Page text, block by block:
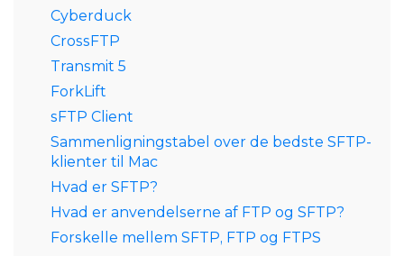
Cyberduck
CrossFTP
Transmit 5
ForkLift
sFTP Client
Sammenligningstabel over de bedste SFTP-
klienter til Mac
Hvad er SFTP?
Hvad er anvendelserne af FTP og SFTP?
Forskelle mellem SFTP, FTP og FTPS